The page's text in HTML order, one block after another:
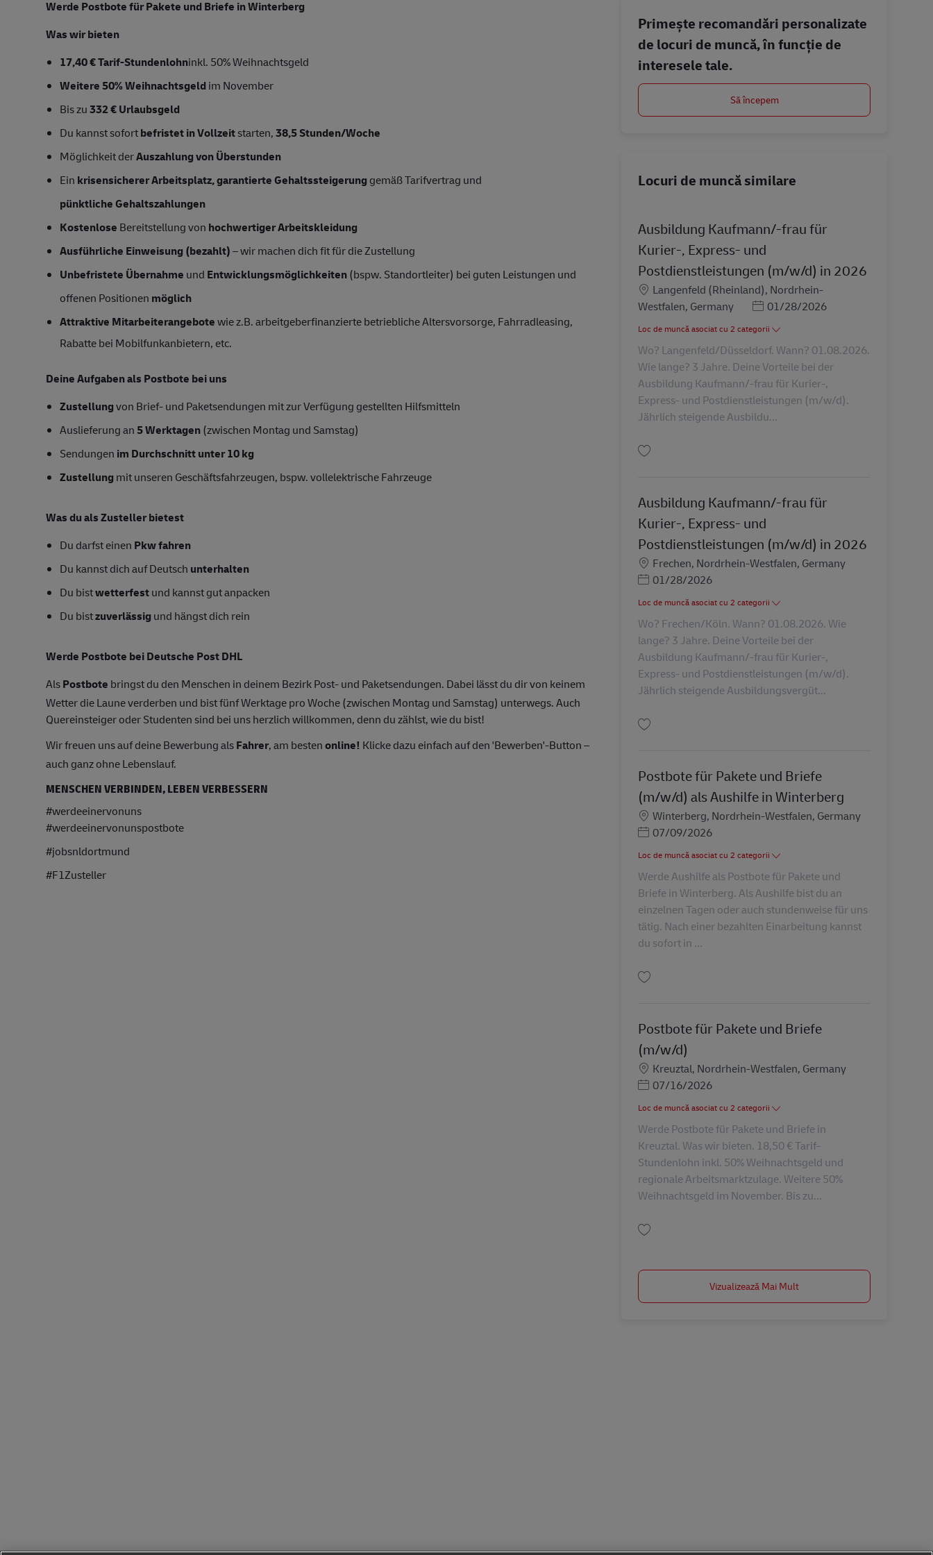
Werde Postbote für Pakete und Briefe in Winterberg
Was wir bieten
17,40 € Tarif-Stundenlohninkl. 50% Weihnachtsgeld
Weitere 50% Weihnachtsgeldim November
Bis zu332 € Urlaubsgeld
Du kannst sofortbefristet in Vollzeitstarten,38,5Stunden/Woche
Möglichkeit derAuszahlung von Überstunden
Ein krisensicherer Arbeitsplatz, garantierte Gehaltssteigerung gemäß Tarifvertrag und
pünktliche Gehaltszahlungen
Kostenlose Bereitstellung von hochwertiger Arbeitskleidung
Ausführliche Einweisung (bezahlt)– wir machen dich fit für die Zustellung
Unbefristete Übernahme und Entwicklungsmöglichkeiten(bspw. Standortleiter) bei guten Leistungen und
offenen Positionen möglich
Attraktive Mitarbeiterangebotewie z.B. arbeitgeberfinanzierte betriebliche Altersvorsorge, Fahrradleasing,
Rabatte bei Mobilfunkanbietern, etc.
Deine Aufgaben als Postbote bei uns
Zustellungvon Brief- und Paketsendungen mit zur Verfügung gestellten Hilfsmitteln
Auslieferung an5 Werktagen(zwischen Montag und Samstag)
Sendungen im Durchschnitt unter 10 kg
Zustellung mit unseren Geschäftsfahrzeugen, bspw. vollelektrische Fahrzeuge
Was du als Zusteller bietest
Du darfst einen Pkw fahren
Du kannst dich auf Deutsch unterhalten
Du bistwetterfestund kannst gut anpacken
Du bistzuverlässig und hängst dich rein
Werde Postbote bei Deutsche Post DHL
AlsPostbote bringst du den Menschen in deinem Bezirk Post- und Paketsendungen. Dabei lässt du dir von keinem
Wetter die Laune verderben und bist fünf Werktage pro Woche (zwischen Montag und Samstag) unterwegs. Auch
Quereinsteiger oder Studenten sind bei uns herzlich willkommen, denn du zählst, wie du bist!
Wir freuen uns auf deine Bewerbung alsFahrer, am bestenonline! Klicke dazu einfach auf den 'Bewerben'-Button –
auch ganz ohne Lebenslauf.
MENSCHEN VERBINDEN, LEBEN VERBESSERN
#werdeeinervonuns
#werdeeinervonunspostbote
#jobsnldortmund
#F1Zusteller
Primește recomandări personalizate
de locuri de muncă, în funcție de
interesele tale.
Să începem
Locuri de muncă similare
Ausbildung Kaufmann/-frau für
Kurier-, Express- und
Postdienstleistungen (m/w/d) in 2026
Locație
Langenfeld (Rheinland), Nordrhein-
Westfalen, Germany
Posted Date
01/28/2026
Loc de muncă asociat cu 2 categorii
Wo? Langenfeld/Düsseldorf. Wann? 01.08.2026.
Wie lange? 3 Jahre. Deine Vorteile bei der
Ausbildung Kaufmann/-frau für Kurier-,
Express- und Postdienstleistungen (m/w/d).
Jährlich steigende Ausbildu...
Ausbildung Kaufmann/-frau für
Kurier-, Express- und
Postdienstleistungen (m/w/d) in 2026
Locație
Frechen, Nordrhein-Westfalen, Germany
Posted Date
01/28/2026
Loc de muncă asociat cu 2 categorii
Wo? Frechen/Köln. Wann? 01.08.2026. Wie
lange? 3 Jahre. Deine Vorteile bei der
Ausbildung Kaufmann/-frau für Kurier-,
Express- und Postdienstleistungen (m/w/d).
Jährlich steigende Ausbildungsvergüt...
Postbote für Pakete und Briefe
(m/w/d) als Aushilfe in Winterberg
Locație
Winterberg, Nordrhein-Westfalen, Germany
Posted Date
07/09/2026
Loc de muncă asociat cu 2 categorii
Werde Aushilfe als Postbote für Pakete und
Briefe in Winterberg. Als Aushilfe bist du an
einzelnen Tagen oder auch stundenweise für uns
tätig. Nach einer bezahlten Einarbeitung kannst
du sofort in ...
Postbote für Pakete und Briefe
(m/w/d)
Locație
Kreuztal, Nordrhein-Westfalen, Germany
Posted Date
07/16/2026
Loc de muncă asociat cu 2 categorii
Werde Postbote für Pakete und Briefe in
Kreuztal. Was wir bieten. 18,50 € Tarif-
Stundenlohn inkl. 50% Weihnachtsgeld und
regionale Arbeitsmarktzulage. Weitere 50%
Weihnachtsgeld im November. Bis zu...
Vizualizează Mai Mult